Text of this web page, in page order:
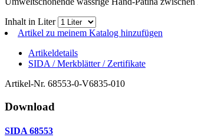
Inhalt in Liter
Artikel zu meinem Katalog hinzufügen
Artikeldetails
SIDA / Merkblätter / Zertifikate
Artikel-Nr. 68553-0-V6835-010
Download
SIDA 68553